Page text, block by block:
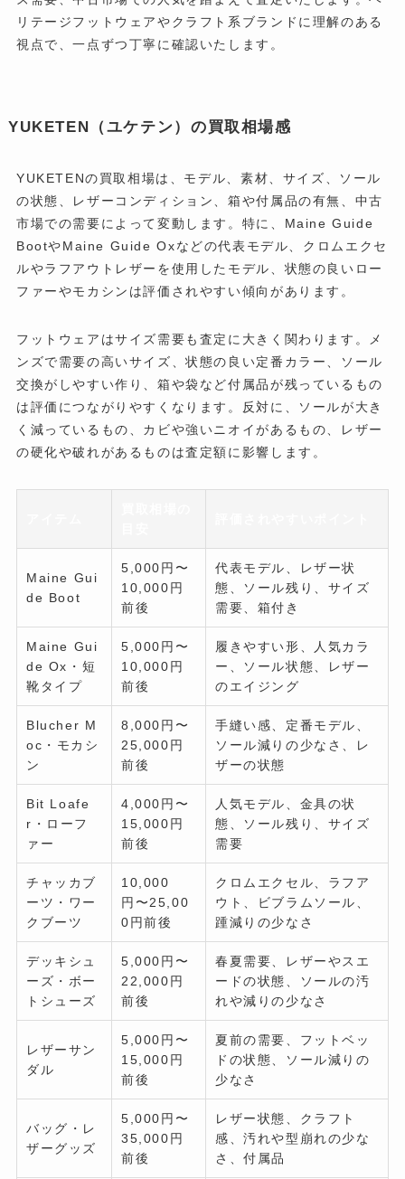
リテージフットウェアやクラフト系ブランドに理解のある
視点で、一点ずつ丁寧に確認いたします。
YUKETEN（ユケテン）の買取相場感
YUKETENの買取相場は、モデル、素材、サイズ、ソール
の状態、レザーコンディション、箱や付属品の有無、中古
市場での需要によって変動します。特に、Maine Guide
BootやMaine Guide Oxなどの代表モデル、クロムエクセ
ルやラフアウトレザーを使用したモデル、状態の良いロー
ファーやモカシンは評価されやすい傾向があります。
フットウェアはサイズ需要も査定に大きく関わります。メ
ンズで需要の高いサイズ、状態の良い定番カラー、ソール
交換がしやすい作り、箱や袋など付属品が残っているもの
は評価につながりやすくなります。反対に、ソールが大き
く減っているもの、カビや強いニオイがあるもの、レザー
の硬化や破れがあるものは査定額に影響します。
Maine Gui
de Boot
5,000円〜
10,000円
前後
代表モデル、レザー状
態、ソール残り、サイズ
需要、箱付き
Maine Gui
de Ox・短
靴タイプ
5,000円〜
10,000円
前後
履きやすい形、人気カラ
ー、ソール状態、レザー
のエイジング
Blucher M
oc・モカシ
ン
8,000円〜
25,000円
前後
手縫い感、定番モデル、
ソール減りの少なさ、レ
ザーの状態
Bit Loafe
r・ローフ
ァー
4,000円〜
15,000円
前後
人気モデル、金具の状
態、ソール残り、サイズ
需要
チャッカブ
ーツ・ワー
クブーツ
10,000
円〜25,00
0円前後
クロムエクセル、ラフア
ウト、ビブラムソール、
踵減りの少なさ
デッキシュ
ーズ・ボー
トシューズ
5,000円〜
22,000円
前後
春夏需要、レザーやスエ
ードの状態、ソールの汚
れや減りの少なさ
レザーサン
ダル
5,000円〜
15,000円
前後
夏前の需要、フットベッ
ドの状態、ソール減りの
少なさ
バッグ・レ
ザーグッズ
5,000円〜
35,000円
前後
レザー状態、クラフト
感、汚れや型崩れの少な
さ、付属品